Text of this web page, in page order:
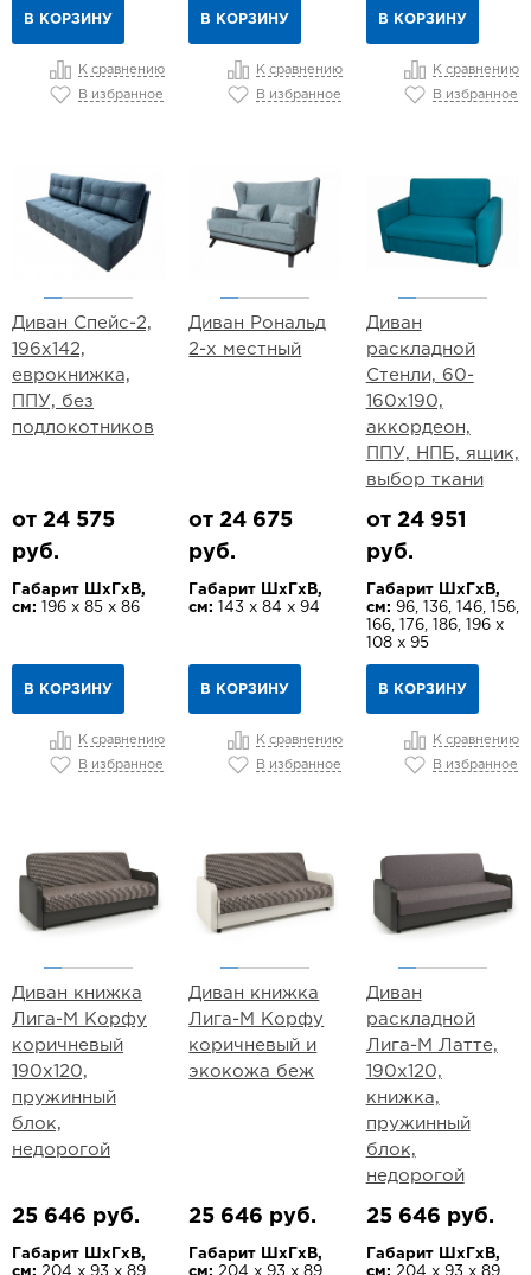
В КОРЗИНУ
К сравнению
В избранное
В КОРЗИНУ
К сравнению
В избранное
В КОРЗИНУ
К сравнению
В избранное
Диван Спейс-2,
196х142,
еврокнижка,
ППУ, без
подлокотников
от 24 575
руб.
Габарит ШхГхВ,
см: 196 х 85 х 86
В КОРЗИНУ
К сравнению
В избранное
Диван Рональд
2-х местный
от 24 675
руб.
Габарит ШхГхВ,
см:
143 х 84 х 94
В КОРЗИНУ
К сравнению
В избранное
Диван
раскладной
Стенли, 60-
160х190,
аккордеон,
ППУ, НПБ, ящик,
выбор ткани
от 24 951
руб.
Габарит ШхГхВ,
см: 96, 136, 146, 156,
166, 176, 186, 196 х
108 х 95
В КОРЗИНУ
К сравнению
В избранное
Диван книжка
Лига-М Корфу
коричневый
190х120,
пружинный
блок,
недорогой
25 646 руб.
Габарит ШхГхВ,
Диван книжка
Лига-М Корфу
коричневый и
экокожа беж
25 646 руб.
Габарит ШхГхВ,
Диван
раскладной
Лига-М Латте,
190х120,
книжка,
пружинный
блок,
недорогой
25 646 руб.
Габарит ШхГхВ,